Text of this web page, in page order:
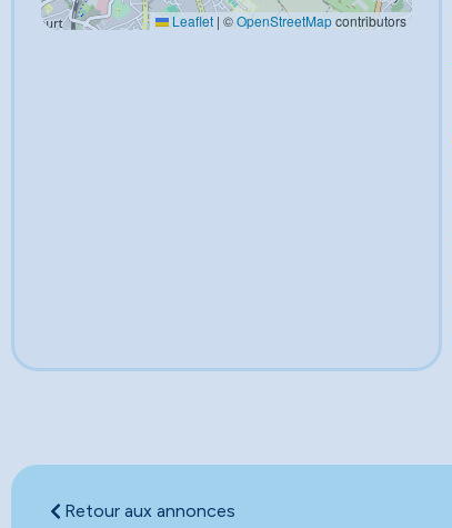
Leaflet | ©OpenStreetMapcontributors
Retour aux annonces